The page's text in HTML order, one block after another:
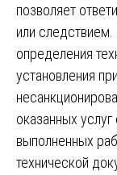
позволяет
или следствием.
определения
установления
оказанных
выполненных
технической